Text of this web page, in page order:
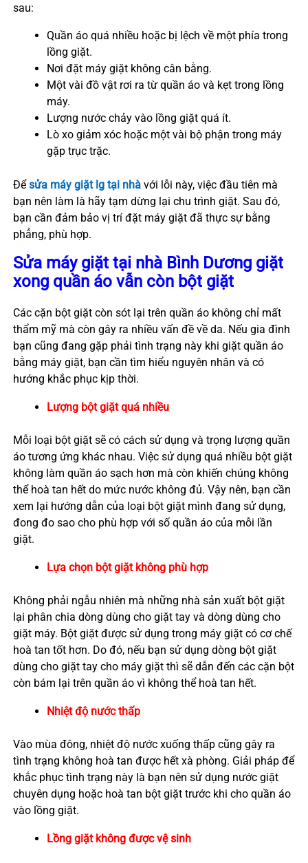
sau:
Quần áo quá nhiều hoặc bị lệch về một phía trong
lồng giặt.
Nơi đặt máy giặt không cân bằng.
Một vài đồ vật rơi ra từ quần áo và kẹt trong lồng
máy.
Lượng nước chảy vào lồng giặt quá ít.
Lò xo giảm xóc hoặc một vài bộ phận trong máy
gặp trục trặc.
Đểsửa máy giặt lg tại nhàvới lỗi này, việc đầu tiên mà
bạn nên làm là hãy tạm dừng lại chu trình giặt. Sau đó,
bạn cần đảm bảo vị trí đặt máy giặt đã thực sự bằng
phẳng, phù hợp.
Sửa máy giặt tại nhà Bình Dương giặt
xong quần áo vẫn còn bột giặt
Các cặn bột giặt còn sót lại trên quần áo không chỉ mất
thẩm mỹ mà còn gây ra nhiều vấn đề về da. Nếu gia đình
bạn cũng đang gặp phải tình trạng này khi giặt quần áo
bằng máy giặt, bạn cần tìm hiểu nguyên nhân và có
hướng khắc phục kịp thời.
Lượng bột giặt quá nhiều
Mỗi loại bột giặt sẽ có cách sử dụng và trọng lượng quần
áo tương ứng khác nhau. Việc sử dụng quá nhiều bột giặt
không làm quần áo sạch hơn mà còn khiến chúng không
thể hoà tan hết do mức nước không đủ. Vậy nên, bạn cần
xem lại hướng dẫn của loại bột giặt mình đang sử dụng,
đong đo sao cho phù hợp với số quần áo của mỗi lần
giặt.
Lựa chọn bột giặt không phù hợp
Không phải ngẫu nhiên mà những nhà sản xuất bột giặt
lại phân chia dòng dùng cho giặt tay và dòng dùng cho
giặt máy. Bột giặt được sử dụng trong máy giặt có cơ chế
hoà tan tốt hơn. Do đó, nếu bạn sử dụng dòng bột giặt
dùng cho giặt tay cho máy giặt thì sẽ dẫn đến các cặn bột
còn bám lại trên quần áo vì không thể hoà tan hết.
Nhiệt độ nước thấp
Vào mùa đông, nhiệt độ nước xuống thấp cũng gây ra
tình trạng không hoà tan được hết xà phòng. Giải pháp để
khắc phục tình trạng này là bạn nên sử dụng nước giặt
chuyên dụng hoặc hoà tan bột giặt trước khi cho quần áo
vào lồng giặt.
Lồng giặt không được vệ sinh